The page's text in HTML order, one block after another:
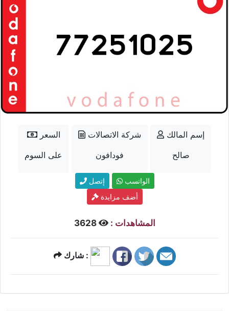
السعر
على السوم
شركة الاتصالات
فودافون
إسم المالك
صالح
إتصل
الواتسب
أضف مزايدة
المشاهدات : 3628
شارك :